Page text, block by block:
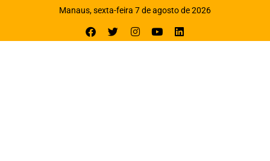
Manaus, sexta-feira 7 de agosto de 2026